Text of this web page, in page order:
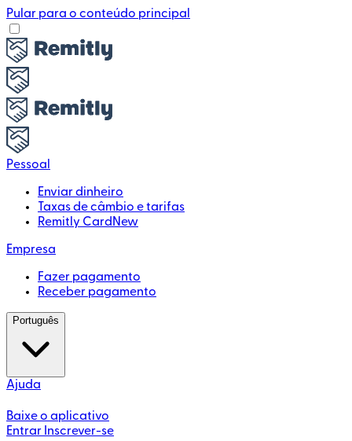
Pular para o conteúdo principal
Pessoal
Enviar dinheiro
Taxas de câmbio e tarifas
Remitly Card New
Empresa
Fazer pagamento
Receber pagamento
Português
Ajuda
Baixe o aplicativo
Entrar Inscrever-se